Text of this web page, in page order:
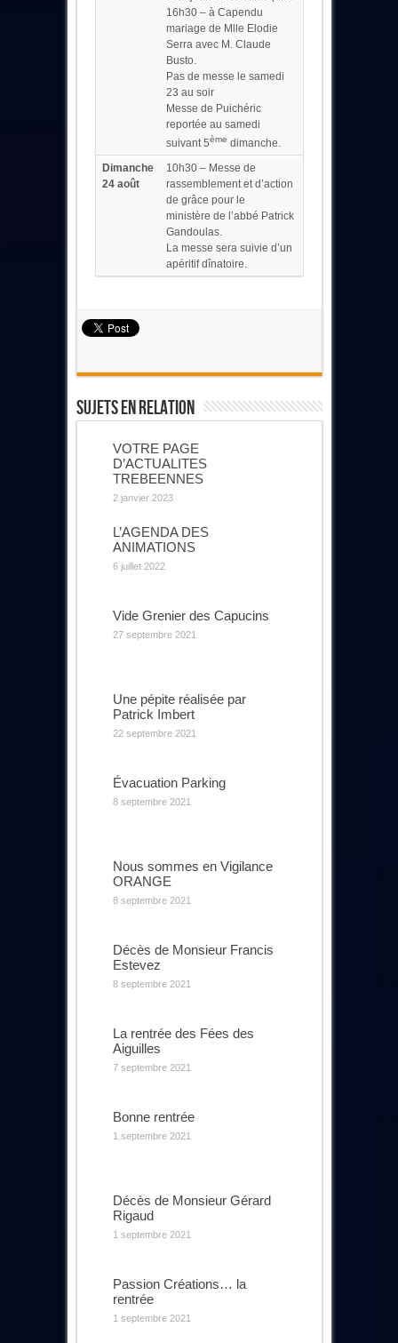
16h30 – à Capendu
mariage de Mlle Elodie
Serra avec M. Claude
Busto.
Pas de messe le samedi
23 au soir
Messe de Puichéric
reportée au samedi
suivant 5ème dimanche.
Dimanche
24 août
10h30 – Messe de
rassemblement et d’action
de grâce pour le
ministère de l’abbé Patrick
Gandoulas.
La messe sera suivie d’un
apéritif dînatoire.
Sujets En Relation
VOTRE PAGE
D’ACTUALITES
TREBEENNES
2 janvier 2023
L’AGENDA DES
ANIMATIONS
6 juillet 2022
Vide Grenier des Capucins
27 septembre 2021
Une pépite réalisée par
Patrick Imbert
22 septembre 2021
Évacuation Parking
8 septembre 2021
Nous sommes en Vigilance
ORANGE
8 septembre 2021
Décès de Monsieur Francis
Estevez
8 septembre 2021
La rentrée des Fées des
Aiguilles
7 septembre 2021
Bonne rentrée
1 septembre 2021
Décès de Monsieur Gérard
Rigaud
1 septembre 2021
Passion Créations… la
rentrée
1 septembre 2021